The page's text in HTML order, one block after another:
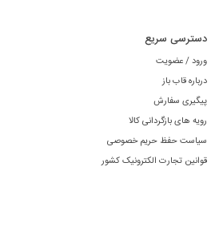
دسترسی سریع
ورود / عضویت
درباره قاب باز
پیگیری سفارش
رویه های بازگردانی کالا
سیاست حفظ حریم خصوصی
قوانین تجارت الکترونیک کشور